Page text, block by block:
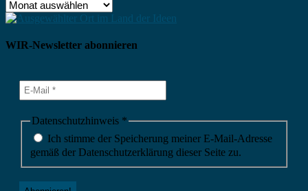
Archiv
WIR-Newsletter abonnieren
Datenschutzhinweis *
Ich stimme der Speicherung meiner E-Mail-Adresse
gemäß der Datenschutzerklärung dieser Seite zu.